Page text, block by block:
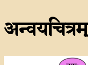
अन्वयचित्रम्